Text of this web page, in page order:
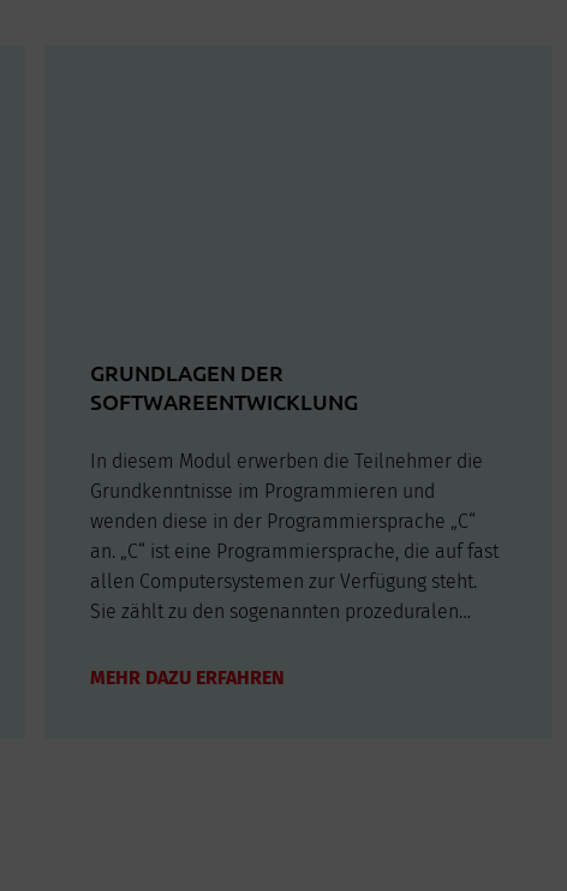
GRUNDLAGEN DER
SOFTWAREENTWICKLUNG
In diesem Modul erwerben die Teilnehmer die
Grundkenntnisse im Programmieren und
wenden diese in der Programmiersprache „C“
an. „C“ ist eine Programmiersprache, die auf fast
allen Computersystemen zur Verfügung steht.
Sie zählt zu den sogenannten prozeduralen
Jahren entwickelt und ist auf vielen
MEHR DAZU ERFAHREN